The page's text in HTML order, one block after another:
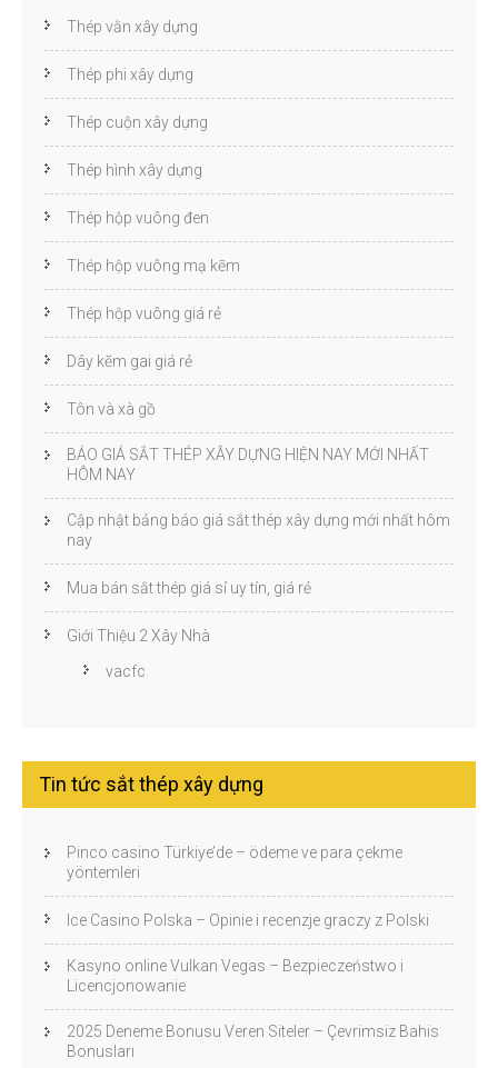
Thép vằn xây dựng
Thép phi xây dựng
Thép cuộn xây dựng
Thép hình xây dựng
Thép hộp vuông đen
Thép hộp vuông mạ kẽm
Thép hộp vuông giá rẻ
Dây kẽm gai giá rẻ
Tôn và xà gồ
BÁO GIÁ SẮT THÉP XÂY DỰNG HIỆN NAY MỚI NHẤT
HÔM NAY
Cập nhật bảng báo giá sắt thép xây dựng mới nhất hôm
nay
Mua bán sắt thép giá sỉ uy tín, giá rẻ
Giới Thiệu 2 Xây Nhà
vacfc
Tin tức sắt thép xây dựng
Pinco casino Türkiye’de – ödeme ve para çekme
yöntemleri
Ice Casino Polska – Opinie i recenzje graczy z Polski
Kasyno online Vulkan Vegas – Bezpieczeństwo i
Licencjonowanie
2025 Deneme Bonusu Veren Siteler – Çevrimsiz Bahis
Bonusları